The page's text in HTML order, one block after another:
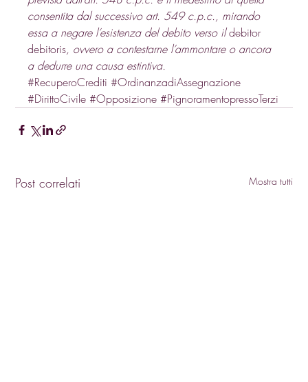
consentita dal successivo art. 549 c.p.c., mirando
essa a negare l’esistenza del debito verso il debitor
debitoris, ovvero a contestarne l’ammontare o ancora
a dedurre una causa estintiva.
#RecuperoCrediti #OrdinanzadiAssegnazione
#DirittoCivile #Opposizione #PignoramentopressoTerzi
Post correlati Mostra tutti